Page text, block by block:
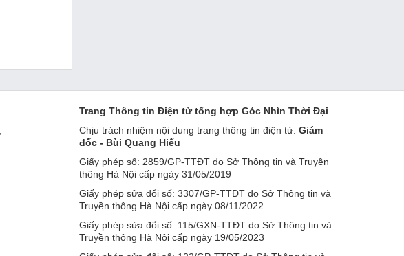
Trang Thông tin Điện tử tổng hợp Góc Nhìn Thời Đại
Chịu trách nhiệm nội dung trang thông tin điện tử: Giám
đốc - Bùi Quang Hiếu
Giấy phép số: 2859/GP-TTĐT do Sở Thông tin và Truyền
thông Hà Nội cấp ngày 31/05/2019
Giấy phép sửa đổi số: 3307/GP-TTĐT do Sở Thông tin và
Truyền thông Hà Nội cấp ngày 08/11/2022
Giấy phép sửa đổi số: 115/GXN-TTĐT do Sở Thông tin và
Truyền thông Hà Nội cấp ngày 19/05/2023